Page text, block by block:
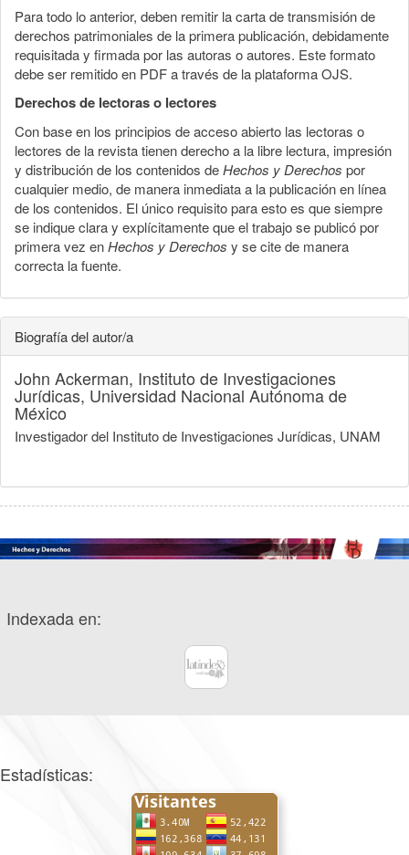
Para todo lo anterior, deben remitir la carta de transmisión de
derechos patrimoniales de la primera publicación, debidamente
requisitada y firmada por las autoras o autores. Este formato
debe ser remitido en PDF a través de la plataforma OJS.
Derechos de lectoras o lectores
Con base en los principios de acceso abierto las lectoras o
lectores de la revista tienen derecho a la libre lectura, impresión
y distribución de los contenidos deHechos y Derechos por
cualquier medio, de manera inmediata a la publicación en línea
de los contenidos. El único requisito para esto es que siempre
se indique clara y explícitamente que el trabajo se publicó por
primera vez enHechos y Derechos y se cite de manera
correcta la fuente.
Biografía del autor/a
John Ackerman, Instituto de Investigaciones
Jurídicas, Universidad Nacional Autónoma de
México
Investigador del Instituto de Investigaciones Jurídicas, UNAM
Indexada en:
Estadísticas: